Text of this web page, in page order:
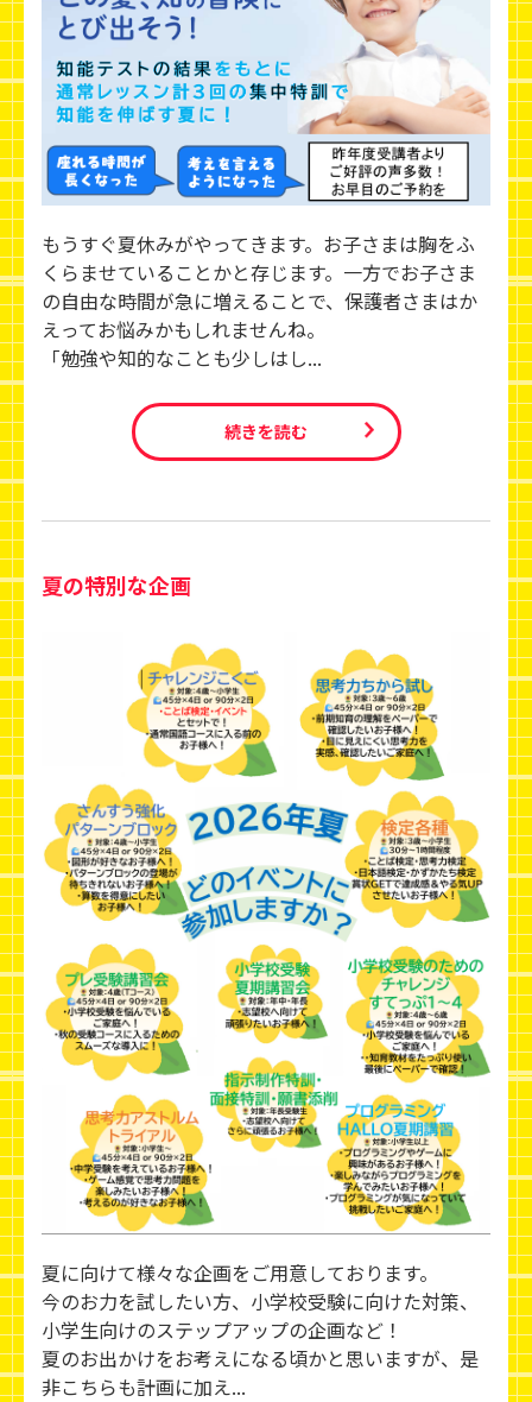
もうすぐ夏休みがやってきます。お子さまは胸をふ
くらませていることかと存じます。一方でお子さま
の自由な時間が急に増えることで、保護者さまはか
えってお悩みかもしれませんね。
「勉強や知的なことも少しはし...
続きを読む
夏の特別な企画
夏に向けて様々な企画をご用意しております。
今のお力を試したい方、小学校受験に向けた対策、
小学生向けのステップアップの企画など！
夏のお出かけをお考えになる頃かと思いますが、是
非こちらも計画に加え...